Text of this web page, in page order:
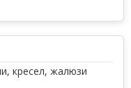
кресел, жалюзи